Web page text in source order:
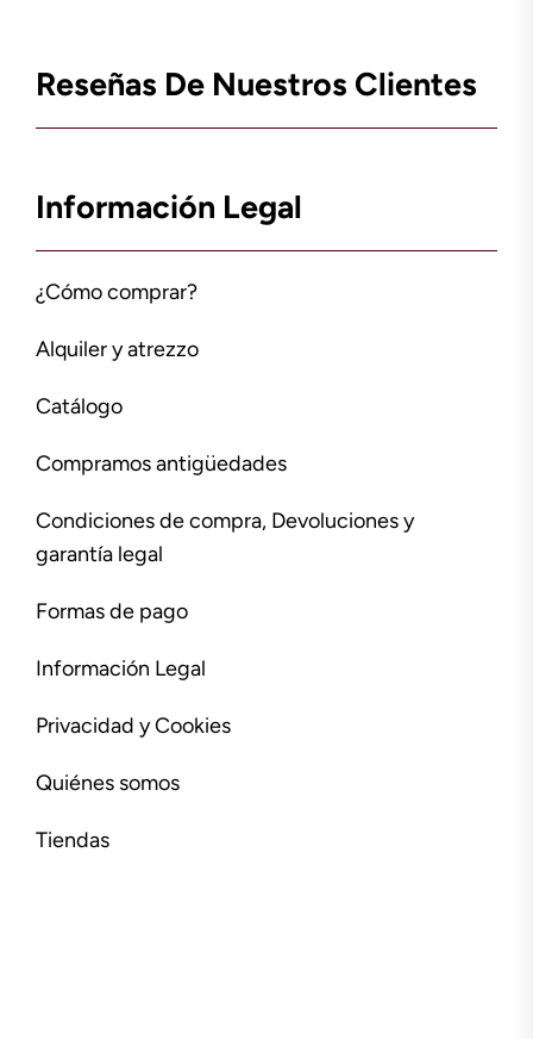
Reseñas De Nuestros Clientes
Información Legal
¿Cómo comprar?
Alquiler y atrezzo
Catálogo
Compramos antigüedades
Condiciones de compra, Devoluciones y
garantía legal
Formas de pago
Información Legal
Privacidad y Cookies
Quiénes somos
Tiendas